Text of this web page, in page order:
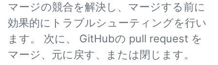
マージの競合を解決し、マージする前に
効果的にトラブルシューティングを行い
ます。 次に、 GitHubの pull request を
マージ、元に戻す、または閉じます。